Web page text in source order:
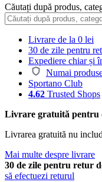
Căutați după produs,
Livrare de la 0 lei
30 de zile pentru
Expediere chiar și
Numai
Sportano Club
4.62 Trusted Shops
Livrare gratuită pentru
Livrarea gratuită nu
Mai multe despre livrare
30 de zile pentru retur
să efectuezi returul